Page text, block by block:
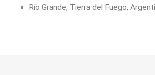
Río Grande, Tierra del Fuego,